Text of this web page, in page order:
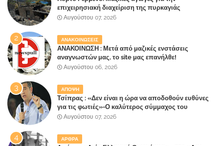
επιχειρησιακή διαχείριση της πυρκαγιάς
ετοιμάζουν οι κάτοικοι!
Αυγούστου 07, 2026
ΑΝΑΚΟΙΝΩΣΕΙΣ
ΑΝΑΚΟΙΝΩΣΗ : Μετά από μαζικές ενστάσεις
αναγνωστών μας, το site μας επανήλθε!
Αυγούστου 06, 2026
ΑΠΟΨΗ
Τσίπρας : «Δεν είναι η ώρα να αποδοθούν ευθύνες
για τις φωτιές»-Ο καλύτερος σύμμαχος του
Μητσοτάκη
Αυγούστου 07, 2026
ΑΡΘΡΑ